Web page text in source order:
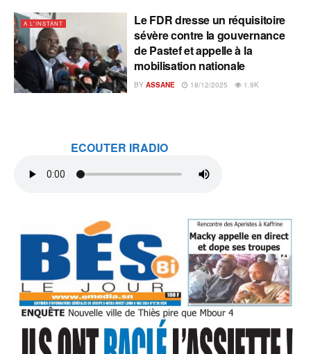
A L'INSTANT
Le FDR dresse un réquisitoire
sévère contre la gouvernance
de Pastef et appelle à la
mobilisation nationale
BY ASSANE 18/12/2025 1.9K
ECOUTER IRADIO